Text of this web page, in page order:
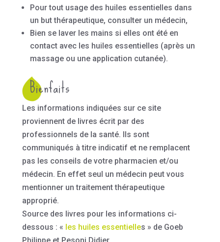
Pour tout usage des huiles essentielles dans
un but thérapeutique, consulter un médecin,
Bien se laver les mains si elles ont été en
contact avec les huiles essentielles (après un
massage ou une application cutanée).
Bienfaits
Les informations indiquées sur ce site
proviennent de livres écrit par des
professionnels de la santé. Ils sont
communiqués à titre indicatif et ne remplacent
pas les conseils de votre pharmacien et/ou
médecin. En effet seul un médecin peut vous
mentionner un traitement thérapeutique
approprié.
Source des livres pour les informations ci-
dessous : « les huiles essentielles » de Goeb